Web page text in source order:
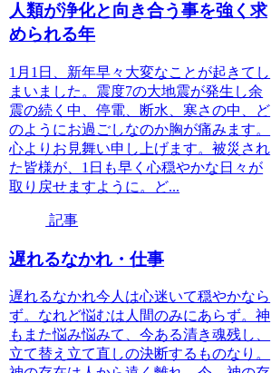
人類が浄化と向き合う事を強く求
められる年
1月1日、新年早々大変なことが起きてし
まいました。震度7の大地震が発生し余
震の続く中、停電、断水、寒さの中、ど
のようにお過ごしなのか胸が痛みます。
心よりお見舞い申し上げます。被災され
た皆様が、1日も早く心穏やかな日々が
取り戻せますように。ど...
記事
遅れるなかれ・仕事
遅れるなかれ今人は心迷いて穏やかなら
ず。なれど悩むは人間のみにあらず。神
もまた悩み悩みて、今ある清き魂残し、
立て替え立て直しの決断するものなり。